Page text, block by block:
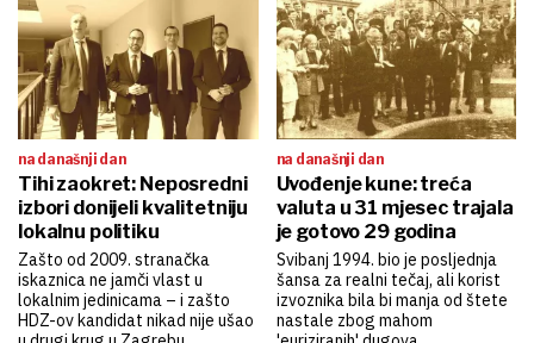
na današnji dan
Tihi zaokret: Neposredni
izbori donijeli kvalitetniju
lokalnu politiku
Zašto od 2009. stranačka
iskaznica ne jamči vlast u
lokalnim jedinicama – i zašto
HDZ-ov kandidat nikad nije ušao
na današnji dan
Uvođenje kune: treća
valuta u 31 mjesec trajala
je gotovo 29 godina
Svibanj 1994. bio je posljednja
šansa za realni tečaj, ali korist
izvoznika bila bi manja od štete
nastale zbog mahom